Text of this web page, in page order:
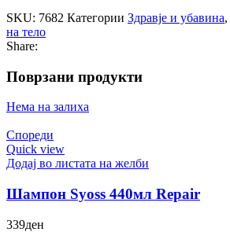
SKU: 7682 Категории Здравје и убавина,
на тело
Share:
Поврзани продукти
Нема на залиха
Спореди
Quick view
Додај во листата на желби
Шампон Syoss 440мл Repair
339ден